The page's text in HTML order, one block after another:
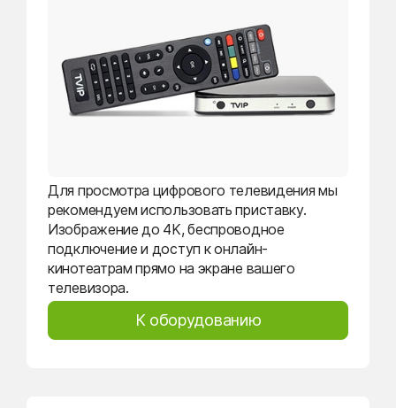
Для просмотра цифрового телевидения мы
рекомендуем использовать приставку.
Изображение до 4K, беспроводное
подключение и доступ к онлайн-
кинотеатрам прямо на экране вашего
телевизора.
К оборудованию